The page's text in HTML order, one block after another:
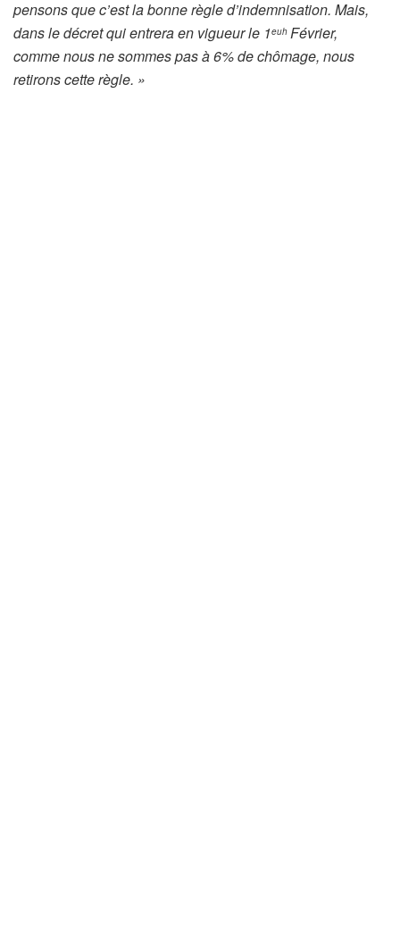
s
e
r
v
pensons que c’est la bonne règle d’indemnisation. Mais,
dans le décret qui entrera en vigueur le 1euh Février,
comme nous ne sommes pas à 6% de chômage, nous
retirons cette règle. »